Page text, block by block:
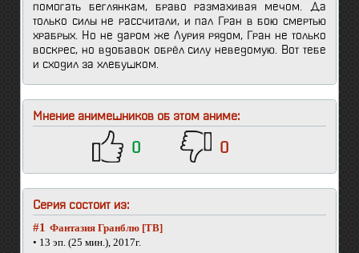
помогать беглянкам, браво размахивая мечом. Да
только силы не рассчитали, и пал Гран в бою смертью
храбрых. Но не даром же Лурия рядом, Гран не только
воскрес, но вдобавок обрёл силу неведомую. Вот тебе
и сходил за хлебушком.
Мнение анимешников об этом аниме:
0 0
Серия состоит из:
#1 Фантазия Гранблю [ТВ]
• 13 эп. (25 мин.), 2017г.